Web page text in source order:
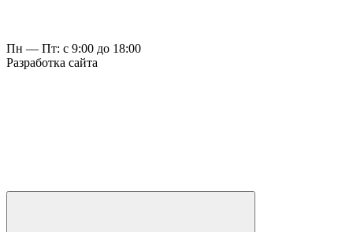
Пн — Пт: с 9:00 до 18:00
Разработка сайта